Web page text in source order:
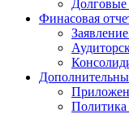
Финасовая
Политика